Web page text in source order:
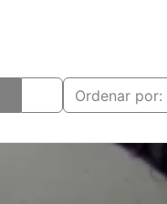
Ordenar por: